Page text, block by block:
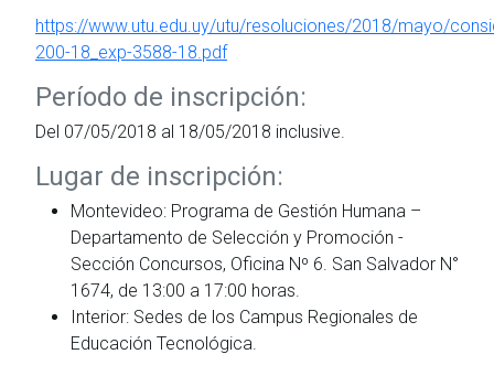
https://www.utu.edu.uy/utu/resoluciones/2018/mayo/
200-18_exp-3588-18.pdf
Período de inscripción:
Del 07/05/2018 al 18/05/2018 inclusive.
Lugar de inscripción:
Montevideo: Programa de Gestión Humana –
Departamento de Selección y Promoción -
Sección Concursos, Oficina Nº 6. San Salvador N°
1674, de 13:00 a 17:00 horas.
Interior: Sedes de los Campus Regionales de
Educación Tecnológica.